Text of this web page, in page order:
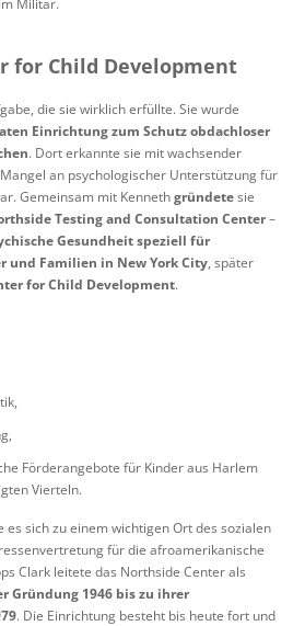
Militär.
for Child Development
die sie wirklich erfüllte. Sie wurde
Einrichtung zum Schutz obdachloser
. Dort erkannte sie mit wachsender
an psychologischer Unterstützung für
Gemeinsam mit Kennethgründetesie
Testing and Consultation Center–
Gesundheit speziell für
und Familien in New York City, später
for Child Development.
Förderangebote für Kinder aus Harlem
Vierteln.
sich zu einem wichtigen Ort des sozialen
für die afroamerikanische
Clark leitete das Northside Center als
Gründung 1946 bis zu ihrer
. Die Einrichtung besteht bis heute fort und